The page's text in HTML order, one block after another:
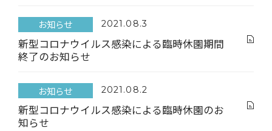
お知らせ 2021.08.3
新型コロナウイルス感染による臨時休園期間
終了のお知らせ
お知らせ 2021.08.2
新型コロナウイルス感染による臨時休園のお
知らせ